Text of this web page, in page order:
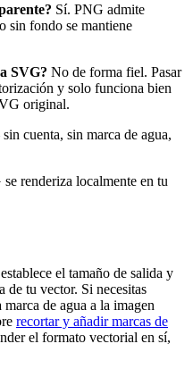
Sí. PNG admite
sin fondo se mantiene
SVG? No de forma fiel. Pasar
y solo funciona bien
original.
cuenta, sin marca de agua,
renderiza localmente en tu
el tamaño de salida y
de tu vector. Si necesitas
de agua a la imagen
recortar y añadir marcas de
el formato vectorial en sí,